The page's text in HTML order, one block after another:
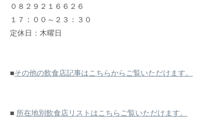
０８２９２１６６２６
１７：００～２３：３０
定休日：木曜日
■その他の飲食店記事はこちらからご覧いただけます。
■ 所在地別飲食店リストはこちらご覧いただけます。